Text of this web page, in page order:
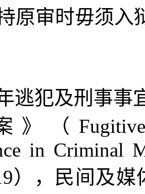
原审时毋须入
逃犯及刑事事
》（
in Criminal
），民间及媒